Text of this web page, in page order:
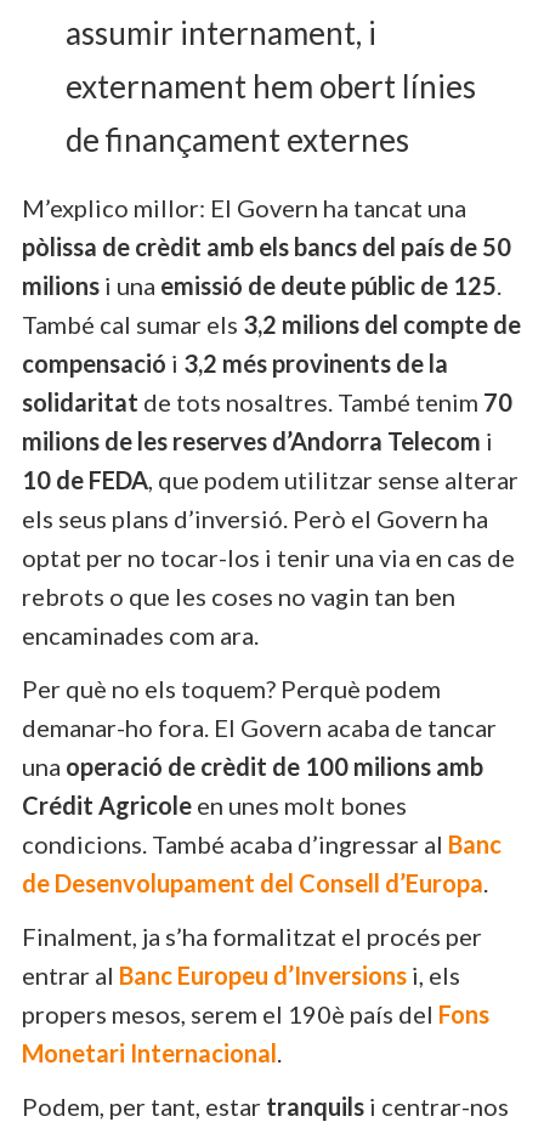
assumir internament, i
externament hem obert línies
de finançament externes
M’explico millor: El Govern ha tancat una
pòlissa de crèdit amb els bancs del país de 50
milions i una emissió de deute públic de 125.
També cal sumar els 3,2 milions del compte de
compensació i 3,2 més provinents de la
solidaritat de tots nosaltres. També tenim 70
milions de les reserves d’Andorra Telecom i
10 de FEDA, que podem utilitzar sense alterar
els seus plans d’inversió. Però el Govern ha
optat per no tocar-los i tenir una via en cas de
rebrots o que les coses no vagin tan ben
encaminades com ara.
Per què no els toquem? Perquè podem
demanar-ho fora. El Govern acaba de tancar
una operació de crèdit de 100 milions amb
Crédit Agricole en unes molt bones
condicions. També acaba d’ingressar al Banc
de Desenvolupament del Consell d’Europa.
Finalment, ja s’ha formalitzat el procés per
entrar al Banc Europeu d’Inversions i, els
propers mesos, serem el 190è país del Fons
Monetari Internacional.
Podem, per tant, estar tranquils i centrar-nos